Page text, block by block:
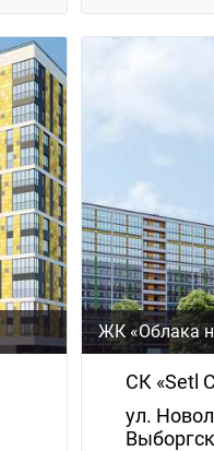
ЖК «Облака
СК «Setl
ул.